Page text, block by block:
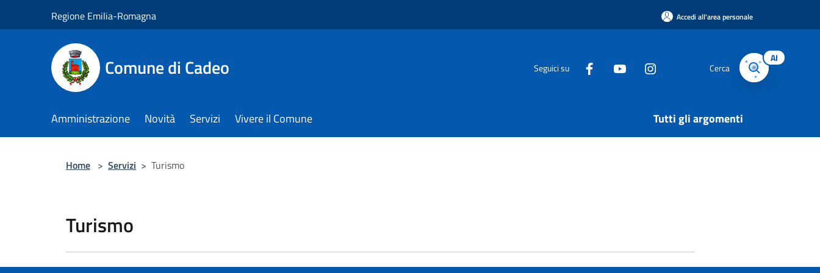
Regione Emilia-Romagna Accedi all'area personale
Comune di Cadeo Seguici su Cerca
AI
Amministrazione Novità Servizi Vivere il Comune Tutti gli argomenti
Home > Servizi > Turismo
Turismo